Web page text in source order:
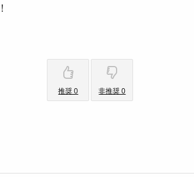
推奨 0 非推奨 0